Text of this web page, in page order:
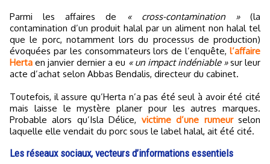
Parmi les affaires de
« cross-contamination »(la
contamination d’un produit halal par un aliment non halal tel
que le porc, notamment lors du processus de production)
évoquées par les consommateurs lors de l’enquête, l’affaire
Herta en janvier dernier a eu « un impact indéniable »sur leur
acte d’achat selon Abbas Bendalis, directeur du cabinet.
Toutefois, il assure qu’Herta n’a pas été seul à avoir été cité
mais laisse le mystère planer pour les autres marques.
Probable alors qu’Isla Délice, victime d’une rumeurselon
laquelle elle vendait du porc sous le label halal, ait été cité.
Les réseaux sociaux, vecteurs d’informations essentiels